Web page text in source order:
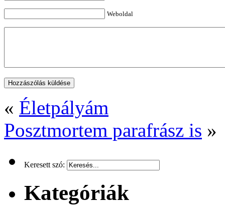
Weboldal
« Életpályám
Posztmortem parafrász is »
Keresett szó:
Kategóriák